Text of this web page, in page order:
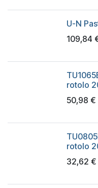
U-N
109,84
rotolo
50,98 €
rotolo
32,62 €